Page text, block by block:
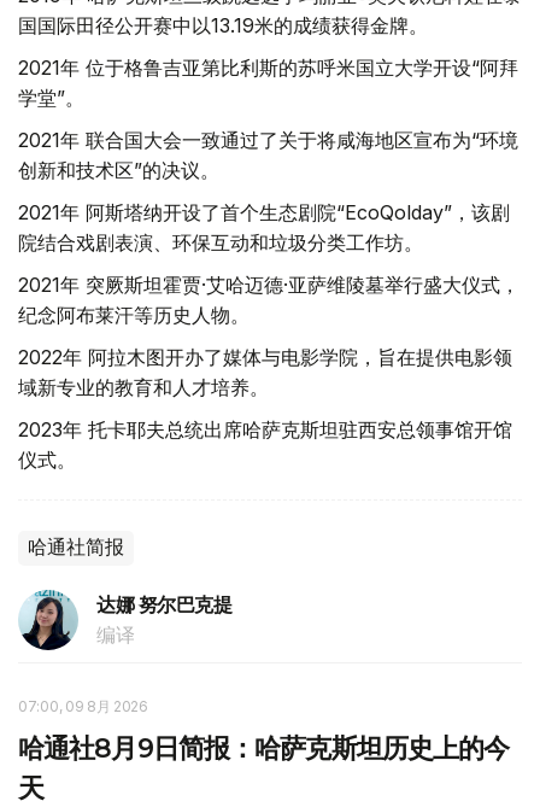
国国际田径公开赛中以13.19米的成绩获得金牌。
2021年 位于格鲁吉亚第比利斯的苏呼米国立大学开设“阿拜
学堂”。
2021年 联合国大会一致通过了关于将咸海地区宣布为“环境
创新和技术区”的决议。
2021年 阿斯塔纳开设了首个生态剧院“EcoQolday”，该剧
院结合戏剧表演、环保互动和垃圾分类工作坊。
2021年 突厥斯坦霍贾·艾哈迈德·亚萨维陵墓举行盛大仪式，
纪念阿布莱汗等历史人物。
2022年 阿拉木图开办了媒体与电影学院，旨在提供电影领
域新专业的教育和人才培养。
2023年 托卡耶夫总统出席哈萨克斯坦驻西安总领事馆开馆
仪式。
哈通社简报
达娜 努尔巴克提
编译
07:00, 09 8月 2026
哈通社8月9日简报：哈萨克斯坦历史上的今
天